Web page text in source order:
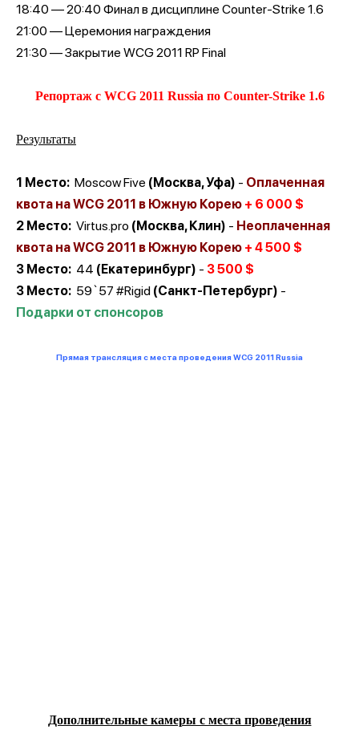
18:40 — 20:40 Финал в дисциплине Counter-Strike 1.6
21:00 — Церемония награждения
21:30 — Закрытие WCG 2011 RP Final
Репортаж с WCG 2011 Russia по Counter-Strike 1.6
Результаты
1 Место: Moscow Five (Москва, Уфа) - Оплаченная
квота на WCG 2011 в Южную Корею + 6 000 $
2 Место: Virtus.pro (Москва, Клин) - Неоплаченная
квота наWCG 2011 в Южную Корею + 4 500 $
3 Место: 44 (Екатеринбург) - 3 500 $
3 Место: 59`57 #Rigid (Санкт-Петербург) -
Подарки от спонсоров
Прямая трансляция с места проведения WCG 2011 Russia
Дополнительные камеры с места проведения